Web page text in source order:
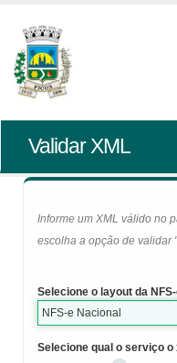
Validar XML
Informe um XML válido no
escolha a opção de validar
Selecione o layout da
NFS-e Nacional
Selecione qual o serviço